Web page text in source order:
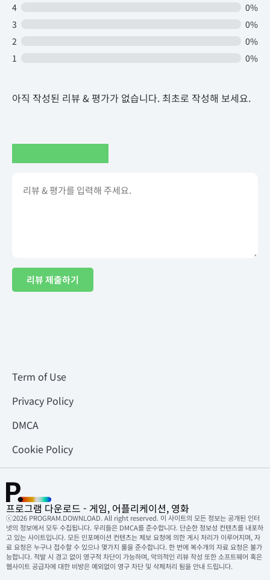
4
0%
3
0%
2
0%
1
0%
아직 작성된 리뷰 & 평가가 없습니다. 최초로 작성해 보세요.
리뷰 제출하기
Term of Use
Privacy Policy
DMCA
Cookie Policy
프로그램 다운로드 - 게임, 어플리케이션, 영화
ⓒ2026 PROGRAM.DOWNLOAD. All right reserved. 이 사이트의 모든 정보는 공개된 인터
넷의 정보에서 모두 수집됩니다. 우리들은 DMCA를 준수합니다. 단순한 정보성 컨텐츠를 내포하
고 있는 사이트입니다. 모든 인포메이션 컨텐츠는 제보 요청에 의한 게시 처리가 이루어지며, 자
료 요청은 누구나 접수할 수 있으나 몇가지 룰을 준수합니다. 한 번에 복수개의 자료 요청은 불가
능합니다. 적발 시 경고 없이 영구적 차단이 가능하며, 악의적인 리뷰 작성 또한 소프트웨어 혹은
웹사이트 공급자에 대한 비방은 예외없이 영구 차단 및 삭제처리 됨을 안내 드립니다.